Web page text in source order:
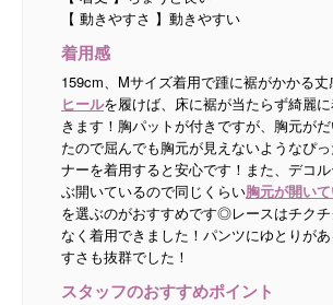
【 動きやすさ 】動きやすい
着用感
159cm、Mサイズ着用で踵に裾がかかる丈
ヒールを履けば、床に裾が当たらず綺麗
きます！胸パットが付きですが、胸元が
たので屈んでも胸元が見えないようなぴ
ナーを着用すると安心です！また、デコ
ぶ開いているので同じくらい胸元が開い
を選ぶのがおすすめです◎レースはチク
なく着用できました！パンツにゆとりが
すさも抜群でした！
スタッフのおすすめポイント